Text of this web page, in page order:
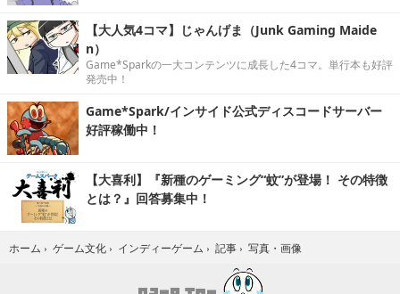
【大人気4コマ】じゃんげま（Junk Gaming Maide
n）
Game*Sparkの一大コンテンツに成長した4コマ。単行本も好評
発売中！
Game*Spark/インサイド公式ディスコードサーバー
好評稼働中！
【大喜利】『新種のゲーミング“蚊”が登場！ その特徴
とは？』回答募集中！
ホーム › ゲーム文化 › インディーゲーム › 記事 › 写真・画像